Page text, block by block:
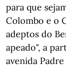
para que
Colombo e o
adeptos do
apeado", a
avenida